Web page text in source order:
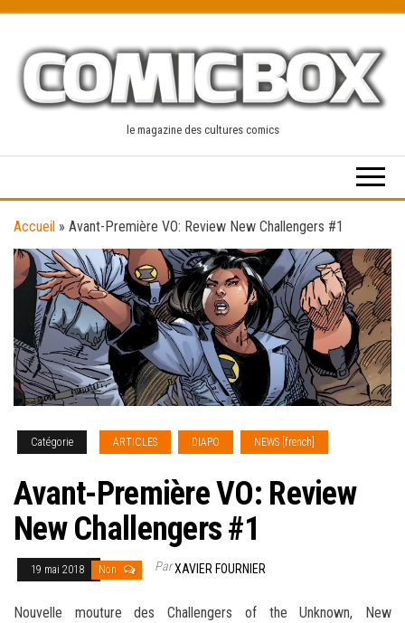
content
le magazine des cultures comics
Accueil » Avant-Première VO: Review New Challengers #1
Catégorie ARTICLES DIAPO NEWS [french]
Avant-Première VO: Review
New Challengers #1
19 mai 2018 Non ParXAVIER FOURNIER
Nouvelle mouture des Challengers of the Unknown, New